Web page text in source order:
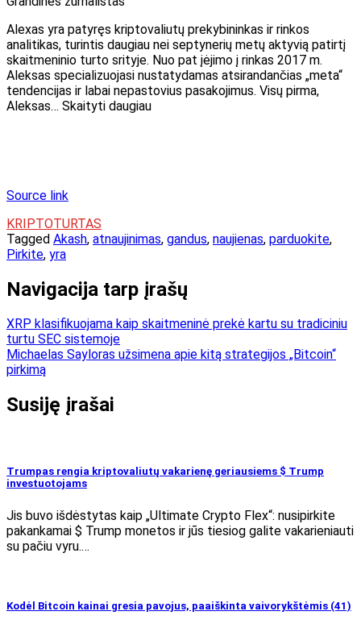
Alexas yra patyręs kriptovaliutų prekybininkas ir rinkos
analitikas, turintis daugiau nei septynerių metų aktyvią patirtį
skaitmeninio turto srityje. Nuo pat įėjimo į rinkas 2017 m.
Aleksas specializuojasi nustatydamas atsirandančias „meta“
tendencijas ir labai nepastovius pasakojimus. Visų pirma,
Aleksas… Skaityti daugiau
Source link
KRIPTOTURTAS
Tagged Akash, atnaujinimas, gandus, naujienas, parduokite,
Pirkite, yra
Navigacija tarp įrašų
XRP klasifikuojama kaip skaitmeninė prekė kartu su tradiciniu
turtu SEC sistemoje
Michaelas Sayloras užsimena apie kitą strategijos „Bitcoin“
pirkimą
Susiję įrašai
Trumpas rengia kriptovaliutų vakarienę geriausiems $ Trump
investuotojams
Jis buvo išdėstytas kaip „Ultimate Crypto Flex“: nusipirkite
pakankamai $ Trump monetos ir jūs tiesiog galite vakarieniauti
su pačiu vyru.…
Kodėl Bitcoin kainai gresia pavojus, paaiškinta vaivorykštėmis (41)